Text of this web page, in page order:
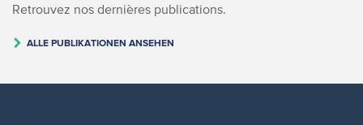
Retrouvez nos dernières publications.
ALLE PUBLIKATIONEN ANSEHEN